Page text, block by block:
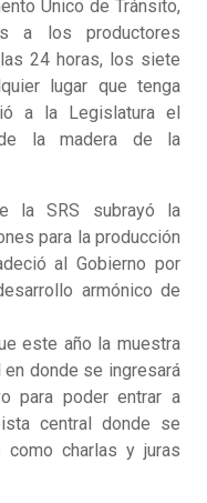
Único de Tránsito,
a los productores
24 horas, los siete
lugar que tenga
a la Legislatura el
la madera de la
la SRS subrayó la
para la producción
al Gobierno por
armónico de
este año la muestra
donde se ingresará
para poder entrar a
central donde se
como charlas y juras